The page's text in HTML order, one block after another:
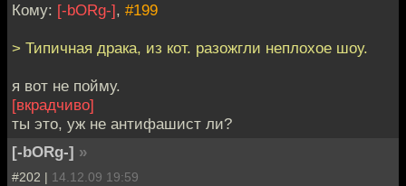
Кому: [-bORg-], #199
> Типичная драка, из кот. разожгли неплохое шоу.
я вот не пойму.
[вкрадчиво]
ты это, уж не антифашист ли?
[-bORg-] »
#202 | 14.12.09 19:59